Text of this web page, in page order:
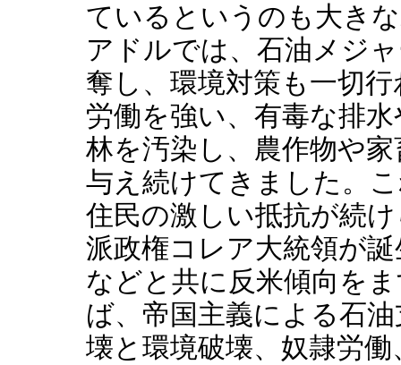
ているというのも大き
アドルでは、石油メジ
奪し、環境対策も一切
労働を強い、有毒な排
林を汚染し、農作物や
与え続けてきました。
住民の激しい抵抗が続
派政権コレア大統領が
などと共に反米傾向を
ば、帝国主義による石
壊と環境破壊、奴隷労